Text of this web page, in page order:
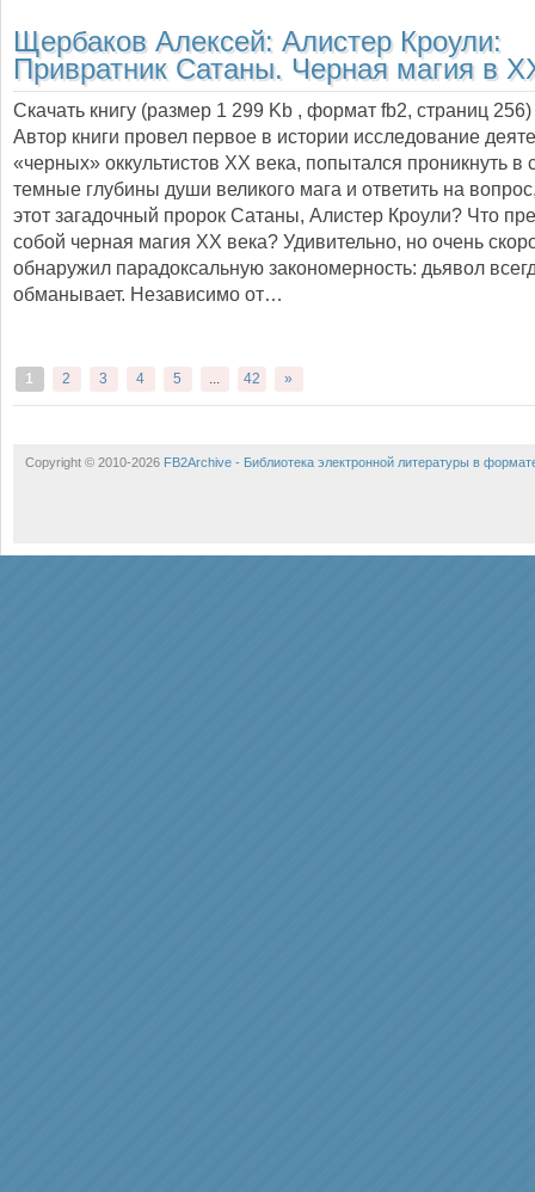
Щербаков Алексей: Алистер Кроули:
Привратник Сатаны. Черная магия в
Скачать книгу (размер 1 299 Kb , формат fb2, страниц 256
Автор книги провел первое в истории исследование
«черных» оккультистов XX века, попытался проникнуть в
темные глубины души великого мага и ответить на
этот загадочный пророк Сатаны, Алистер Кроули? Что
собой черная магия XX века? Удивительно, но очень
обнаружил парадоксальную закономерность: дьявол
обманывает. Независимо от…
1 2 3 4 5 ... 42 »
Copyright © 2010-2026 FB2Archive - Библиотека электронной литературы в